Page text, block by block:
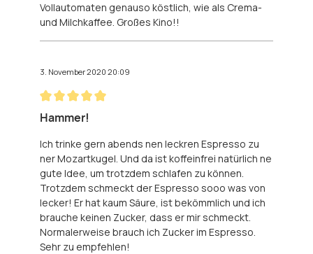
Vollautomaten genauso köstlich, wie als Crema-
und Milchkaffee. Großes Kino!!
3. November 2020 20:09
Bewertung mit 5 von 5 Sternen
Hammer!
Ich trinke gern abends nen leckren Espresso zu
ner Mozartkugel. Und da ist koffeinfrei natürlich ne
gute Idee, um trotzdem schlafen zu können.
Trotzdem schmeckt der Espresso sooo was von
lecker! Er hat kaum Säure, ist bekömmlich und ich
brauche keinen Zucker, dass er mir schmeckt.
Normalerweise brauch ich Zucker im Espresso.
Sehr zu empfehlen!